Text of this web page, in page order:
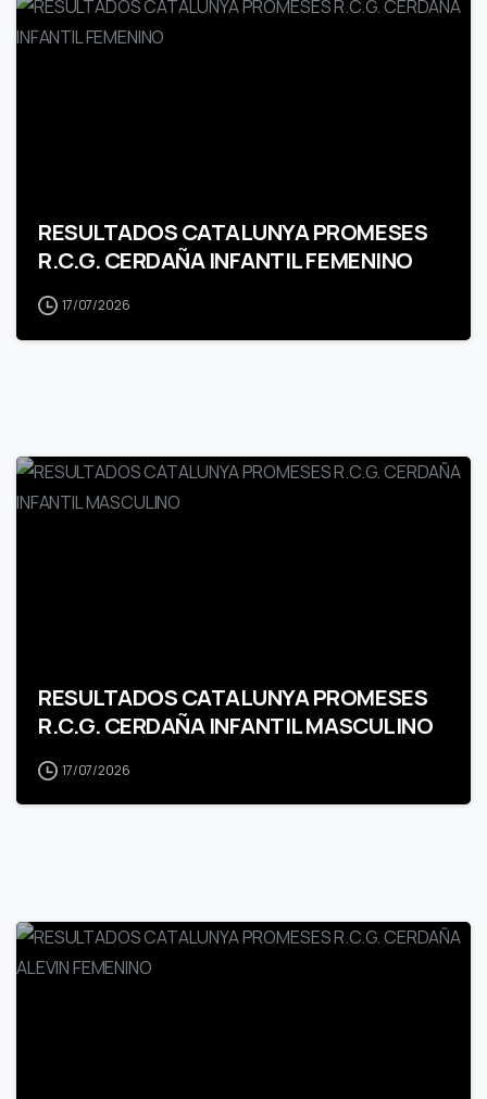
RESULTADOS CATALUNYA PROMESES
R.C.G. CERDAÑA INFANTIL FEMENINO
17/07/2026
RESULTADOS CATALUNYA PROMESES
R.C.G. CERDAÑA INFANTIL MASCULINO
17/07/2026